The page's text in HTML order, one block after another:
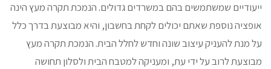
ייעודיים שמשתמשים בהם במשרדים גדולים. הנמכת תקרה מעץ הינה
אופציה נוספת שאתם יכולים לקחת בחשבון, והיא מבוצעת בדרך כלל
על מנת להעניק עיצוב שונה וחדש לחלל הבית. הנמכת תקרה מעץ
מבוצעת לרוב על ידי עת, ומעניקה למטבח הבית ולסלון תחושה